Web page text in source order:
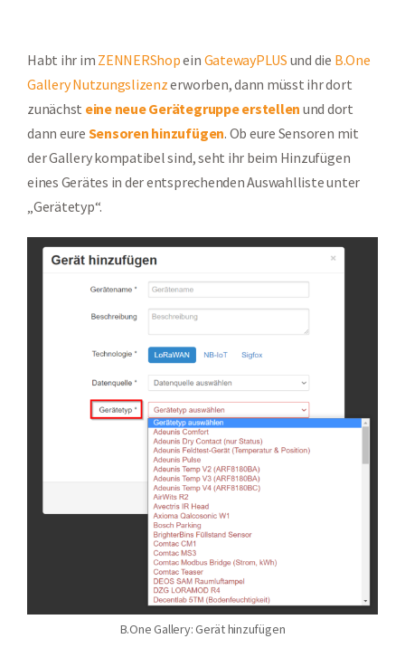
Habt ihr im ZENNERShopein GatewayPLUS und die B.One
Gallery Nutzungslizenzerworben, dann müsst ihr dort
zunächst eine neue Gerätegruppe erstellen und dort
dann eure Sensoren hinzufügen. Ob eure Sensoren mit
der Gallery kompatibel sind, seht ihr beim Hinzufügen
eines Gerätes in der entsprechenden Auswahlliste unter
„Gerätetyp“.
B.One Gallery: Gerät hinzufügen